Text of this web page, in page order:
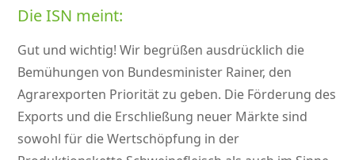
Die ISN meint:
Gut und wichtig! Wir begrüßen ausdrücklich die
Bemühungen von Bundesminister Rainer, den
Agrarexporten Priorität zu geben. Die Förderung des
Exports und die Erschließung neuer Märkte sind
sowohl für die Wertschöpfung in der